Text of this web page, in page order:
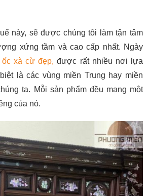
này, sẽ được chúng tôi làm tận tâm
xứng tầm và cao cấp nhất. Ngày
xà cừ đẹp, được rất nhiều nơi lựa
là các vùng miền Trung hay miền
ta. Mỗi sản phẩm đều mang một
của nó.